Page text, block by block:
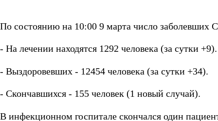
По состоянию на 10:00 9 марта число заболевших
- На лечении находятся 1292 человека (за сутки +9).
- Выздоровевших - 12454 человека (за сутки +34).
- Скончавшихся - 155 человек (1 новый случай).
В инфекционном госпитале скончался один